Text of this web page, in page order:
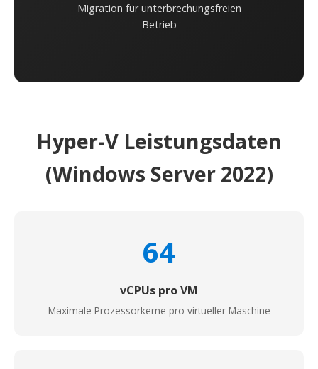
Migration für unterbrechungsfreien
Betrieb
Hyper-V Leistungsdaten
(Windows Server 2022)
64
vCPUs pro VM
Maximale Prozessorkerne pro virtueller Maschine